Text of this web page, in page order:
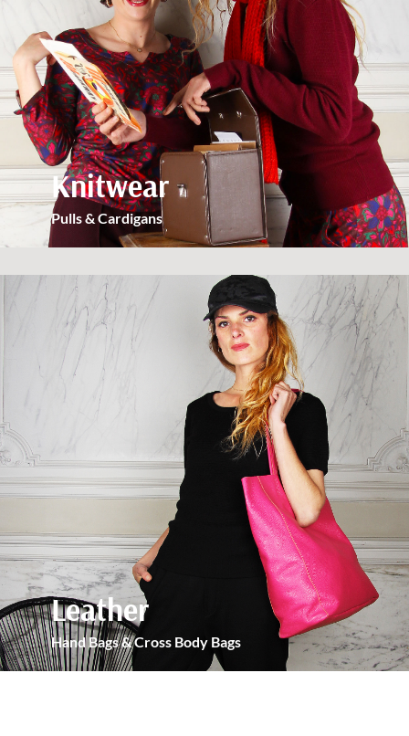
Knitwear
Pulls & Cardigans
Leather
Hand Bags & Cross Body Bags